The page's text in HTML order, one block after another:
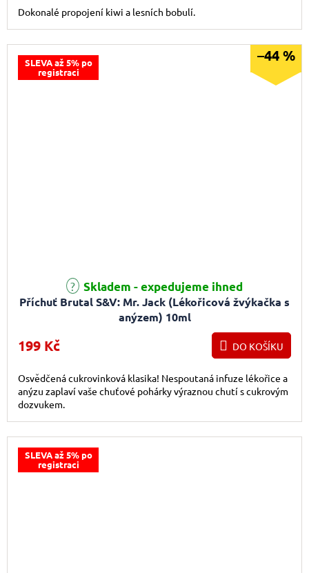
Dokonalé propojení kiwi a lesních bobulí.
SLEVA až 5% po
registraci
–44 %
Příchuť Brutal S&V: Mr. Jack (Lékořicová žvýkačka s
anýzem) 10ml
Skladem - expedujeme ihned
199 Kč DO KOŠÍKU
Osvědčená cukrovinková klasika! Nespoutaná infuze lékořice a
anýzu zaplaví vaše chuťové pohárky výraznou chutí s cukrovým
dozvukem.
SLEVA až 5% po
registraci